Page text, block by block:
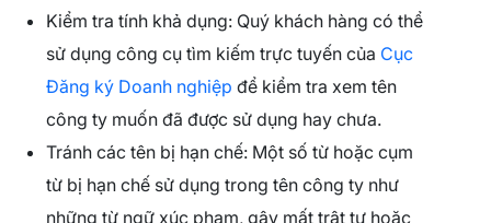
Kiểm tra tính khả dụng: Quý khách hàng có thể
sử dụng công cụ tìm kiếm trực tuyến của Cục
Đăng ký Doanh nghiệp để kiểm tra xem tên
công ty muốn đã được sử dụng hay chưa.
Tránh các tên bị hạn chế: Một số từ hoặc cụm
từ bị hạn chế sử dụng trong tên công ty như
những từ ngữ xúc phạm, gây mất trật tự hoặc